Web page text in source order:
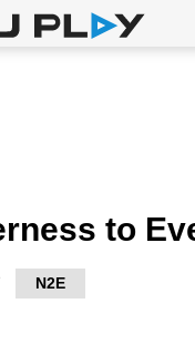
N2E